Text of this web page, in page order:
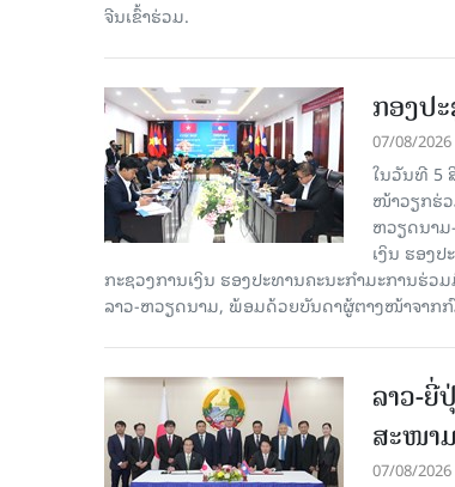
ຈີນເຂົ້າຮ່ວມ.
ກອງປ
07/08/2026
ໃນວັນທີ 5
ໜ້າວຽກຮ່ວ
ຫວຽດນາມ
ເງິນ ຮອງ
ກະຊວງການເງິນ ຮອງປະທານຄະນະກຳມະການ
ລາວ-ຫວຽດນາມ, ພ້ອມດ້ວຍບັນດາຜູ້ຕາງໜ້າຈາກກົ
ລາວ-ຍີ່
ສະໜາ
07/08/2026